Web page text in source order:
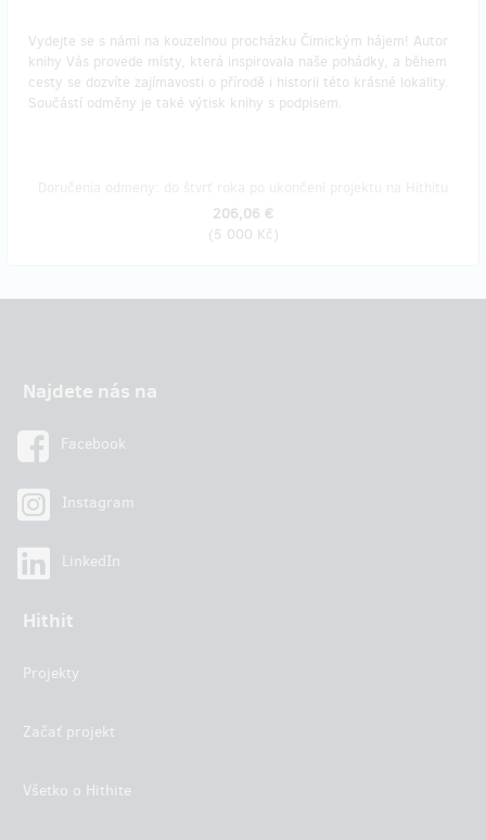
Vydejte se s námi na kouzelnou procházku Čimickým hájem! Autor
knihy Vás provede místy, která inspirovala naše pohádky, a během
cesty se dozvíte zajímavosti o přírodě i historii této krásné lokality.
Součástí odměny je také výtisk knihy s podpisem.
206,06 €
(5 000 Kč)
Najdete nás na
Facebook
Instagram
LinkedIn
Hithit
Projekty
Začať projekt
Všetko o Hithite